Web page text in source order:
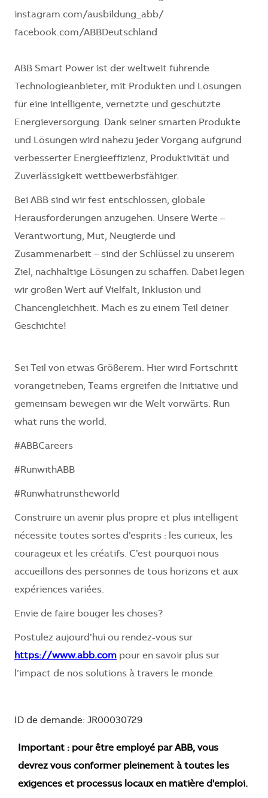
instagram.com/ausbildung_abb/
facebook.com/ABBDeutschland
ABB Smart Power ist der weltweit führende
Technologieanbieter, mit Produkten und Lösungen
für eine intelligente, vernetzte und geschützte
Energieversorgung. Dank seiner smarten Produkte
und Lösungen wird nahezu jeder Vorgang aufgrund
verbesserter Energieeffizienz, Produktivität und
Zuverlässigkeit wettbewerbsfähiger.
Bei ABB sind wir fest entschlossen, globale
Herausforderungen anzugehen. Unsere Werte –
Verantwortung, Mut, Neugierde und
Zusammenarbeit – sind der Schlüssel zu unserem
Ziel, nachhaltige Lösungen zu schaffen. Dabei legen
wir großen Wert auf Vielfalt, Inklusion und
Chancengleichheit. Mach es zu einem Teil deiner
Geschichte!
Sei Teil von etwas Größerem. Hier wird Fortschritt
vorangetrieben, Teams ergreifen die Initiative und
gemeinsam bewegen wir die Welt vorwärts. Run
what runs the world.
#ABBCareers
#RunwithABB
#Runwhatrunstheworld
Construire un avenir plus propre et plus intelligent
nécessite toutes sortes d’esprits : les curieux, les
courageux et les créatifs. C’est pourquoi nous
accueillons des personnes de tous horizons et aux
expériences variées.
Envie de faire bouger les choses?
Postulez aujourd’hui ou rendez-vous sur
https://www.abb.com pour en savoir plus sur
l’impact de nos solutions à travers le monde.
ID de demande: JR00030729
Important : pour être employé par ABB, vous
devrez vous conformer pleinement à toutes les
exigences et processus locaux en matière d'emploi.